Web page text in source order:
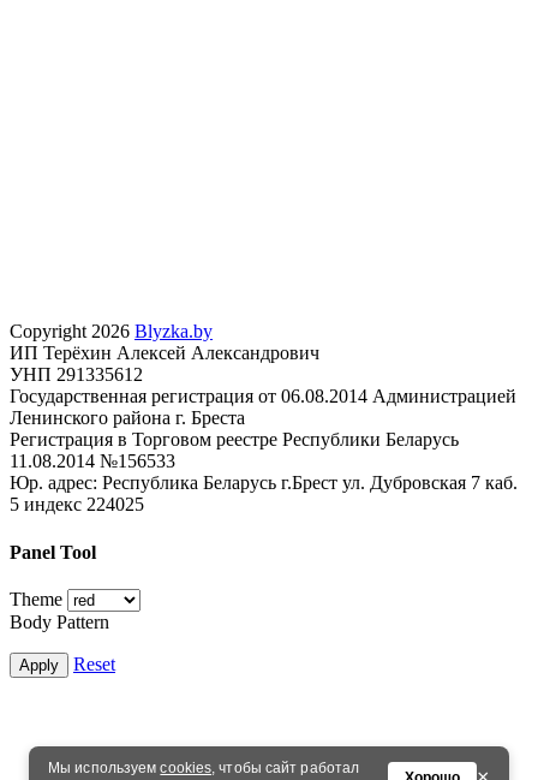
Мы используемcookies, чтобы сайт работал
Copyright 2026 Blyzka.by
ИП Терёхин Алексей Александрович
УНП 291335612
Государственная регистрация от 06.08.2014 Администрацией
Ленинского района г. Бреста
Регистрация в Торговом реестре Республики Беларусь
11.08.2014 №156533
Юр. адрес: Республика Беларусь г.Брест ул. Дубровская 7 каб.
5 индекс 224025
Panel Tool
Theme
Body Pattern
Apply Reset